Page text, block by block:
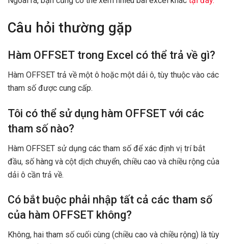
Câu hỏi thường gặp
Hàm OFFSET trong Excel có thể trả về gì?
Hàm OFFSET trả về một ô hoặc một dải ô, tùy thuộc vào các
tham số được cung cấp.
Tôi có thể sử dụng hàm OFFSET với các
tham số nào?
Hàm OFFSET sử dụng các tham số để xác định vị trí bắt
đầu, số hàng và cột dịch chuyển, chiều cao và chiều rộng của
dải ô cần trả về.
Có bắt buộc phải nhập tất cả các tham số
của hàm OFFSET không?
Không, hai tham số cuối cùng (chiều cao và chiều rộng) là tùy